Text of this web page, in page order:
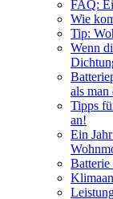
FAQ:
Wie
Tip:
Wenn
als man
Tipps
an!
Ein
Batterie